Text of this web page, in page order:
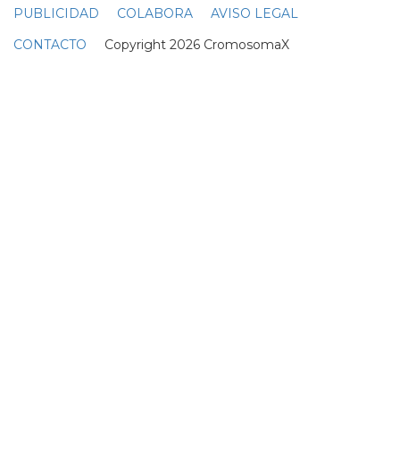
PUBLICIDAD COLABORA
AVISO LEGAL
CONTACTO Copyright 2026 CromosomaX